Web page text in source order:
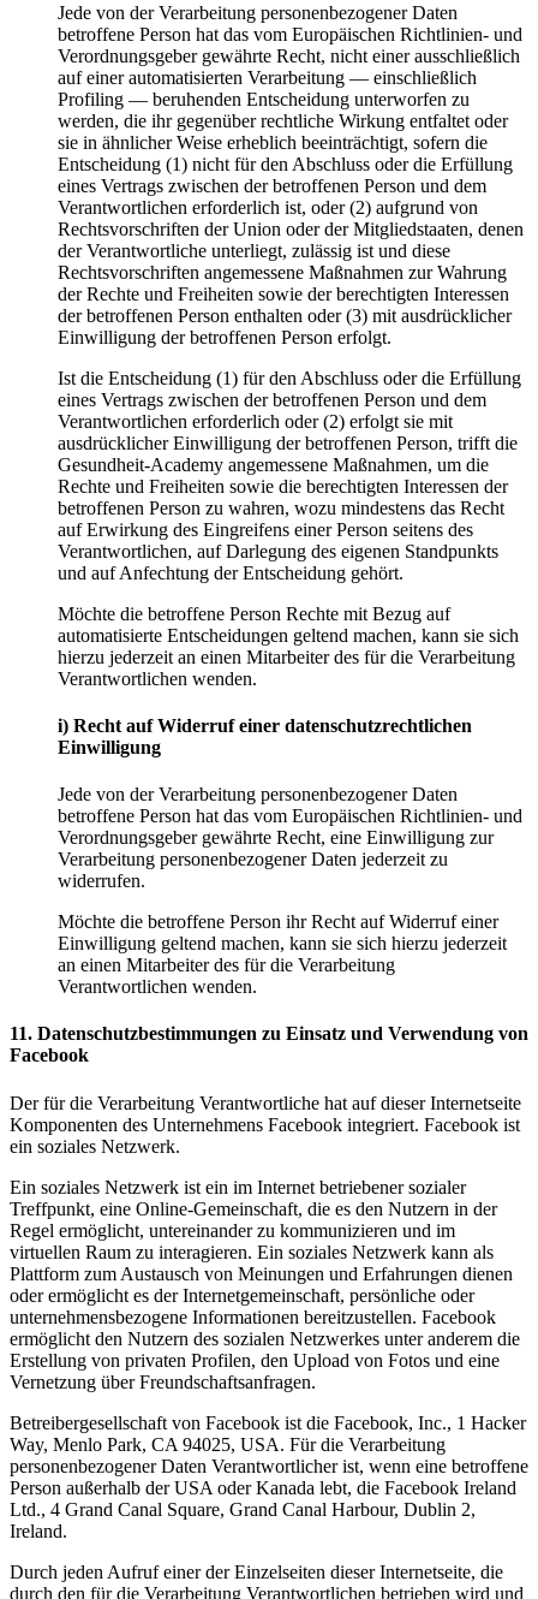
Jede von der Verarbeitung personenbezogener Daten
betroffene Person hat das vom Europäischen Richtlinien- und
Verordnungsgeber gewährte Recht, nicht einer ausschließlich
auf einer automatisierten Verarbeitung — einschließlich
Profiling — beruhenden Entscheidung unterworfen zu
werden, die ihr gegenüber rechtliche Wirkung entfaltet oder
sie in ähnlicher Weise erheblich beeinträchtigt, sofern die
Entscheidung (1) nicht für den Abschluss oder die Erfüllung
eines Vertrags zwischen der betroffenen Person und dem
Verantwortlichen erforderlich ist, oder (2) aufgrund von
Rechtsvorschriften der Union oder der Mitgliedstaaten, denen
der Verantwortliche unterliegt, zulässig ist und diese
Rechtsvorschriften angemessene Maßnahmen zur Wahrung
der Rechte und Freiheiten sowie der berechtigten Interessen
der betroffenen Person enthalten oder (3) mit ausdrücklicher
Einwilligung der betroffenen Person erfolgt.
Ist die Entscheidung (1) für den Abschluss oder die Erfüllung
eines Vertrags zwischen der betroffenen Person und dem
Verantwortlichen erforderlich oder (2) erfolgt sie mit
ausdrücklicher Einwilligung der betroffenen Person, trifft die
Gesundheit-Academy angemessene Maßnahmen, um die
Rechte und Freiheiten sowie die berechtigten Interessen der
betroffenen Person zu wahren, wozu mindestens das Recht
auf Erwirkung des Eingreifens einer Person seitens des
Verantwortlichen, auf Darlegung des eigenen Standpunkts
und auf Anfechtung der Entscheidung gehört.
Möchte die betroffene Person Rechte mit Bezug auf
automatisierte Entscheidungen geltend machen, kann sie sich
hierzu jederzeit an einen Mitarbeiter des für die Verarbeitung
Verantwortlichen wenden.
i) Recht auf Widerruf einer datenschutzrechtlichen
Einwilligung
Jede von der Verarbeitung personenbezogener Daten
betroffene Person hat das vom Europäischen Richtlinien- und
Verordnungsgeber gewährte Recht, eine Einwilligung zur
Verarbeitung personenbezogener Daten jederzeit zu
widerrufen.
Möchte die betroffene Person ihr Recht auf Widerruf einer
Einwilligung geltend machen, kann sie sich hierzu jederzeit
an einen Mitarbeiter des für die Verarbeitung
Verantwortlichen wenden.
11. Datenschutzbestimmungen zu Einsatz und Verwendung von
Facebook
Der für die Verarbeitung Verantwortliche hat auf dieser Internetseite
Komponenten des Unternehmens Facebook integriert. Facebook ist
ein soziales Netzwerk.
Ein soziales Netzwerk ist ein im Internet betriebener sozialer
Treffpunkt, eine Online-Gemeinschaft, die es den Nutzern in der
Regel ermöglicht, untereinander zu kommunizieren und im
virtuellen Raum zu interagieren. Ein soziales Netzwerk kann als
Plattform zum Austausch von Meinungen und Erfahrungen dienen
oder ermöglicht es der Internetgemeinschaft, persönliche oder
unternehmensbezogene Informationen bereitzustellen. Facebook
ermöglicht den Nutzern des sozialen Netzwerkes unter anderem die
Erstellung von privaten Profilen, den Upload von Fotos und eine
Vernetzung über Freundschaftsanfragen.
Betreibergesellschaft von Facebook ist die Facebook, Inc., 1 Hacker
Way, Menlo Park, CA 94025, USA. Für die Verarbeitung
personenbezogener Daten Verantwortlicher ist, wenn eine betroffene
Person außerhalb der USA oder Kanada lebt, die Facebook Ireland
Ltd., 4 Grand Canal Square, Grand Canal Harbour, Dublin 2,
Ireland.
Durch jeden Aufruf einer der Einzelseiten dieser Internetseite, die
durch den für die Verarbeitung Verantwortlichen betrieben wird und